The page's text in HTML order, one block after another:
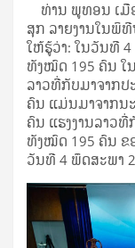
ທ່ານ ພູທອນ ເມື
ສຸກ ລາຍງານໃນພິ
ໃຫ້ຮູ້ວ່າ: ໃນວັນທີ 4
ທັງໝົດ 195 ຄົນ ໃ
ລາວທີ່ກັບມາຈາກປ
ຄົນ ແມ່ນມາຈາກນ
ຄົນ ແຮງງານລາວ
ທັງໝົດ 195 ຄົນ ຂ
ວັນທີ 4 ພຶດສະພາ